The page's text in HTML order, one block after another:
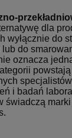
dla
wyłącznie do
do
oznacza
i badań
świadczą